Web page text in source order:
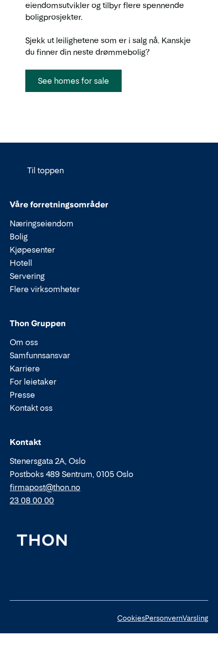
eiendomsutvikler og tilbyr flere spennende
boligprosjekter.
Sjekk ut leilighetene som er i salg nå. Kanskje
du finner din neste drømmebolig?
See homes for sale
Til toppen
Våre forretningsområder
Næringseiendom
Bolig
Kjøpesenter
Hotell
Servering
Flere virksomheter
Thon Gruppen
Om oss
Samfunnsansvar
Karriere
For leietaker
Presse
Kontakt oss
Kontakt
Stenersgata 2A, Oslo
Postboks 489 Sentrum, 0105 Oslo
Epost:
firmapost@thon.no
Telefon:
23 08 00 00
CookiesPersonvernVarsling